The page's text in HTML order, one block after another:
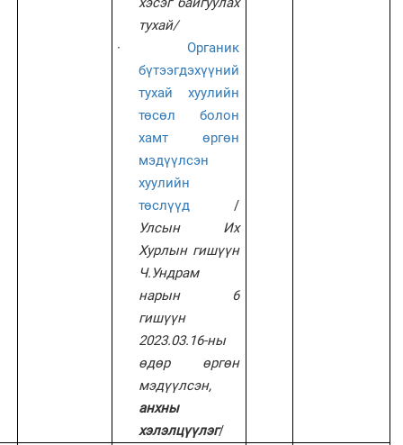
тухай/
·
Органик
бүтээгдэхүүний
тухай хуулийн
төсөл болон
хамт өргөн
мэдүүлсэн
хуулийн
төслүүд
/
Улсын Их
Хурлын гишүүн
Ч.Ундрам
нарын 6
гишүүн
2023.03.16-ны
өдөр өргөн
мэдүүлсэн,
анхны
хэлэлцүүлэг/